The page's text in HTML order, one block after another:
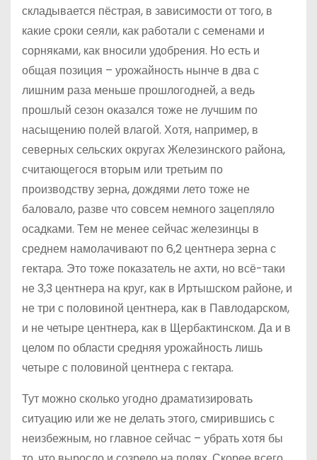
складывается пёстрая, в зависимости от того, в
какие сроки сеяли, как работали с семенами и
сорняками, как вносили удобрения. Но есть и
общая позиция – урожайность нынче в два с
лишним раза меньше прошлогодней, а ведь
прошлый сезон оказался тоже не лучшим по
насыщению полей влагой. Хотя, например, в
северных сельских округах Железинского района,
считающегося вторым или третьим по
производству зерна, дождями лето тоже не
баловало, разве что совсем немного зацепляло
осадками. Тем не менее сейчас железинцы в
среднем намолачивают по 6,2 центнера зерна с
гектара. Это тоже показатель не ахти, но всё-таки
не 3,3 центнера на круг, как в Иртышском районе, и
не три с половиной центнера, как в Павлодарском,
и не четыре центнера, как в Щербактинском. Да и в
целом по области средняя урожайность лишь
четыре с половиной центнера с гектара.
Тут можно сколько угодно драматизировать
ситуацию или же не делать этого, смирившись с
неизбежным, но главное сейчас – убрать хотя бы